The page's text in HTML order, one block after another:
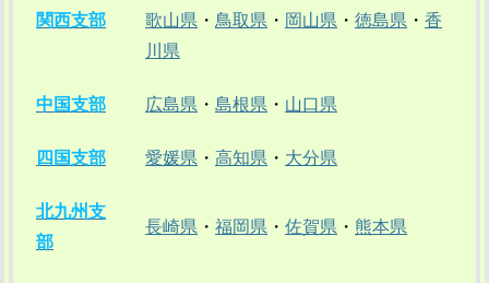
関西支部
歌山県 ・ 鳥取県 ・ 岡山県 ・ 徳島県 ・ 香
川県
中国支部 広島県 ・ 島根県 ・ 山口県
四国支部 愛媛県 ・ 高知県 ・ 大分県
北九州支
部
長崎県 ・ 福岡県 ・ 佐賀県 ・ 熊本県